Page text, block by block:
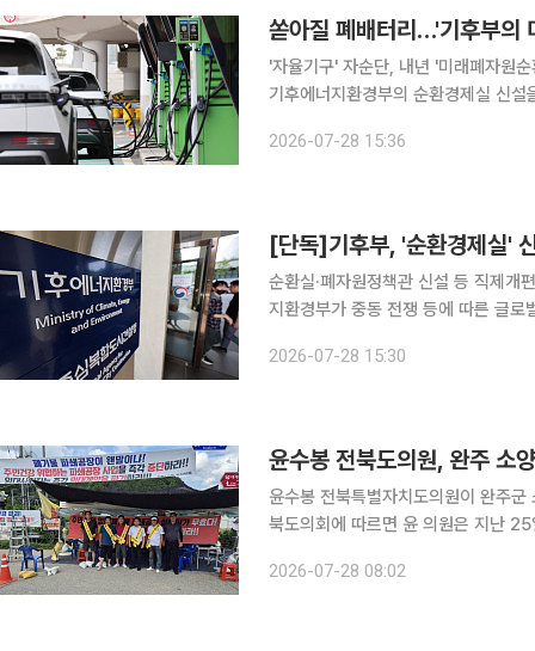
'자율기구' 자순단, 내년 '미래폐자원
기후에너지환경부의 순환경제실 신
다량 발생할 사용후배터리(폐배터리)
2026-07-28 15:36
순환실·폐자원정책관 신설 등 직제개편
지환경부가 중동 전쟁 등에 따른 글로
국장급 폐자원정책관(가칭)도 신설한
2026-07-28 15:30
윤수봉 전북도의원, 완주 소
윤수봉 전북특별자치도의원이 완주군
북도의회에 따르면 윤 의원은 지난
2026-07-28 08:02